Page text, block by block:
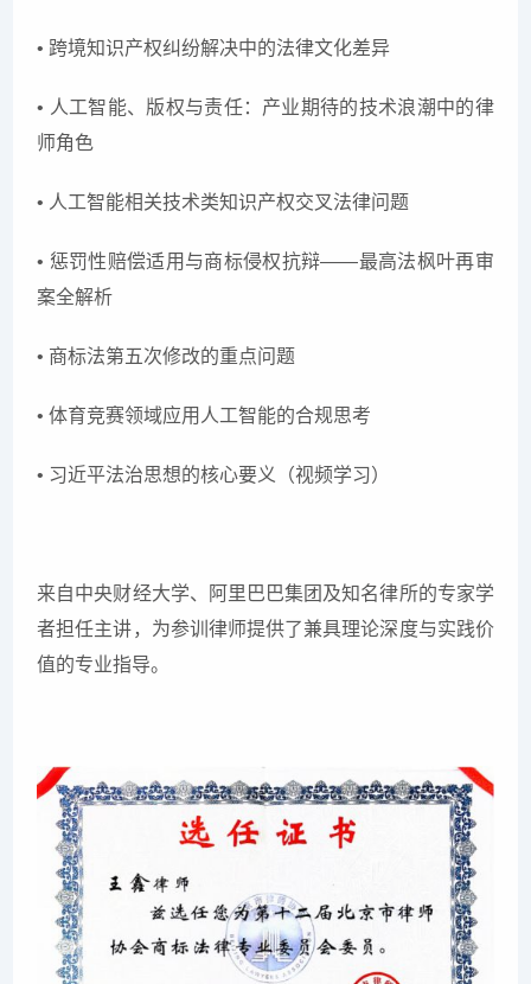
• 跨境知识产权纠纷解决中的法律文化差异
• 人工智能、版权与责任：产业期待的技术浪潮中的律
师角色
• 人工智能相关技术类知识产权交叉法律问题
• 惩罚性赔偿适用与商标侵权抗辩——最高法枫叶再审
案全解析
• 商标法第五次修改的重点问题
• 体育竞赛领域应用人工智能的合规思考
• 习近平法治思想的核心要义（视频学习）
来自中央财经大学、阿里巴巴集团及知名律所的专家学
者担任主讲，为参训律师提供了兼具理论深度与实践价
值的专业指导。